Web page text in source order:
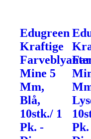
Edugreen
Kraftige
Mine 5
Mm,
Blå,
10stk./ 1
Pk. -